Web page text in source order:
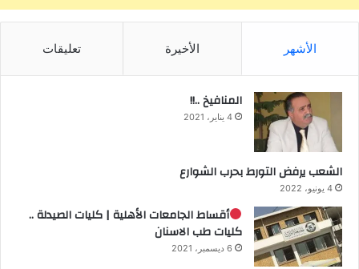
الأشهر الأخيرة تعليقات
المنافيخ ..!!
4 يناير، 2021
الشعب يرفض التورط بحرب الشوارع
4 يونيو، 2022
أقساط الجامعات الأهلية | كليات الصيدلة ..
كليات طب الاسنان
6 ديسمبر، 2021